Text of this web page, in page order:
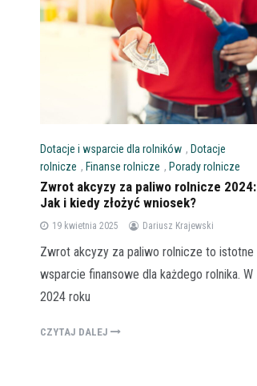
Dotacje i wsparcie dla rolników , Dotacje
rolnicze , Finanse rolnicze , Porady rolnicze
Zwrot akcyzy za paliwo rolnicze 2024:
Jak i kiedy złożyć wniosek?
19 kwietnia 2025 Dariusz Krajewski
Zwrot akcyzy za paliwo rolnicze to istotne
wsparcie finansowe dla każdego rolnika. W
2024 roku
CZYTAJ DALEJ